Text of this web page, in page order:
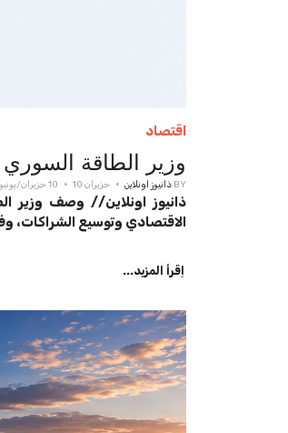
اقتصاد
وزير الطاقة
BY ذانيوز اونلاين حزيران 10 10 حزيران/يونيو 2026
ذانيوز اونلاين// وصف وزير
الاقتصادي وتوسيع الشراكات،
اِقرأ المزيد...